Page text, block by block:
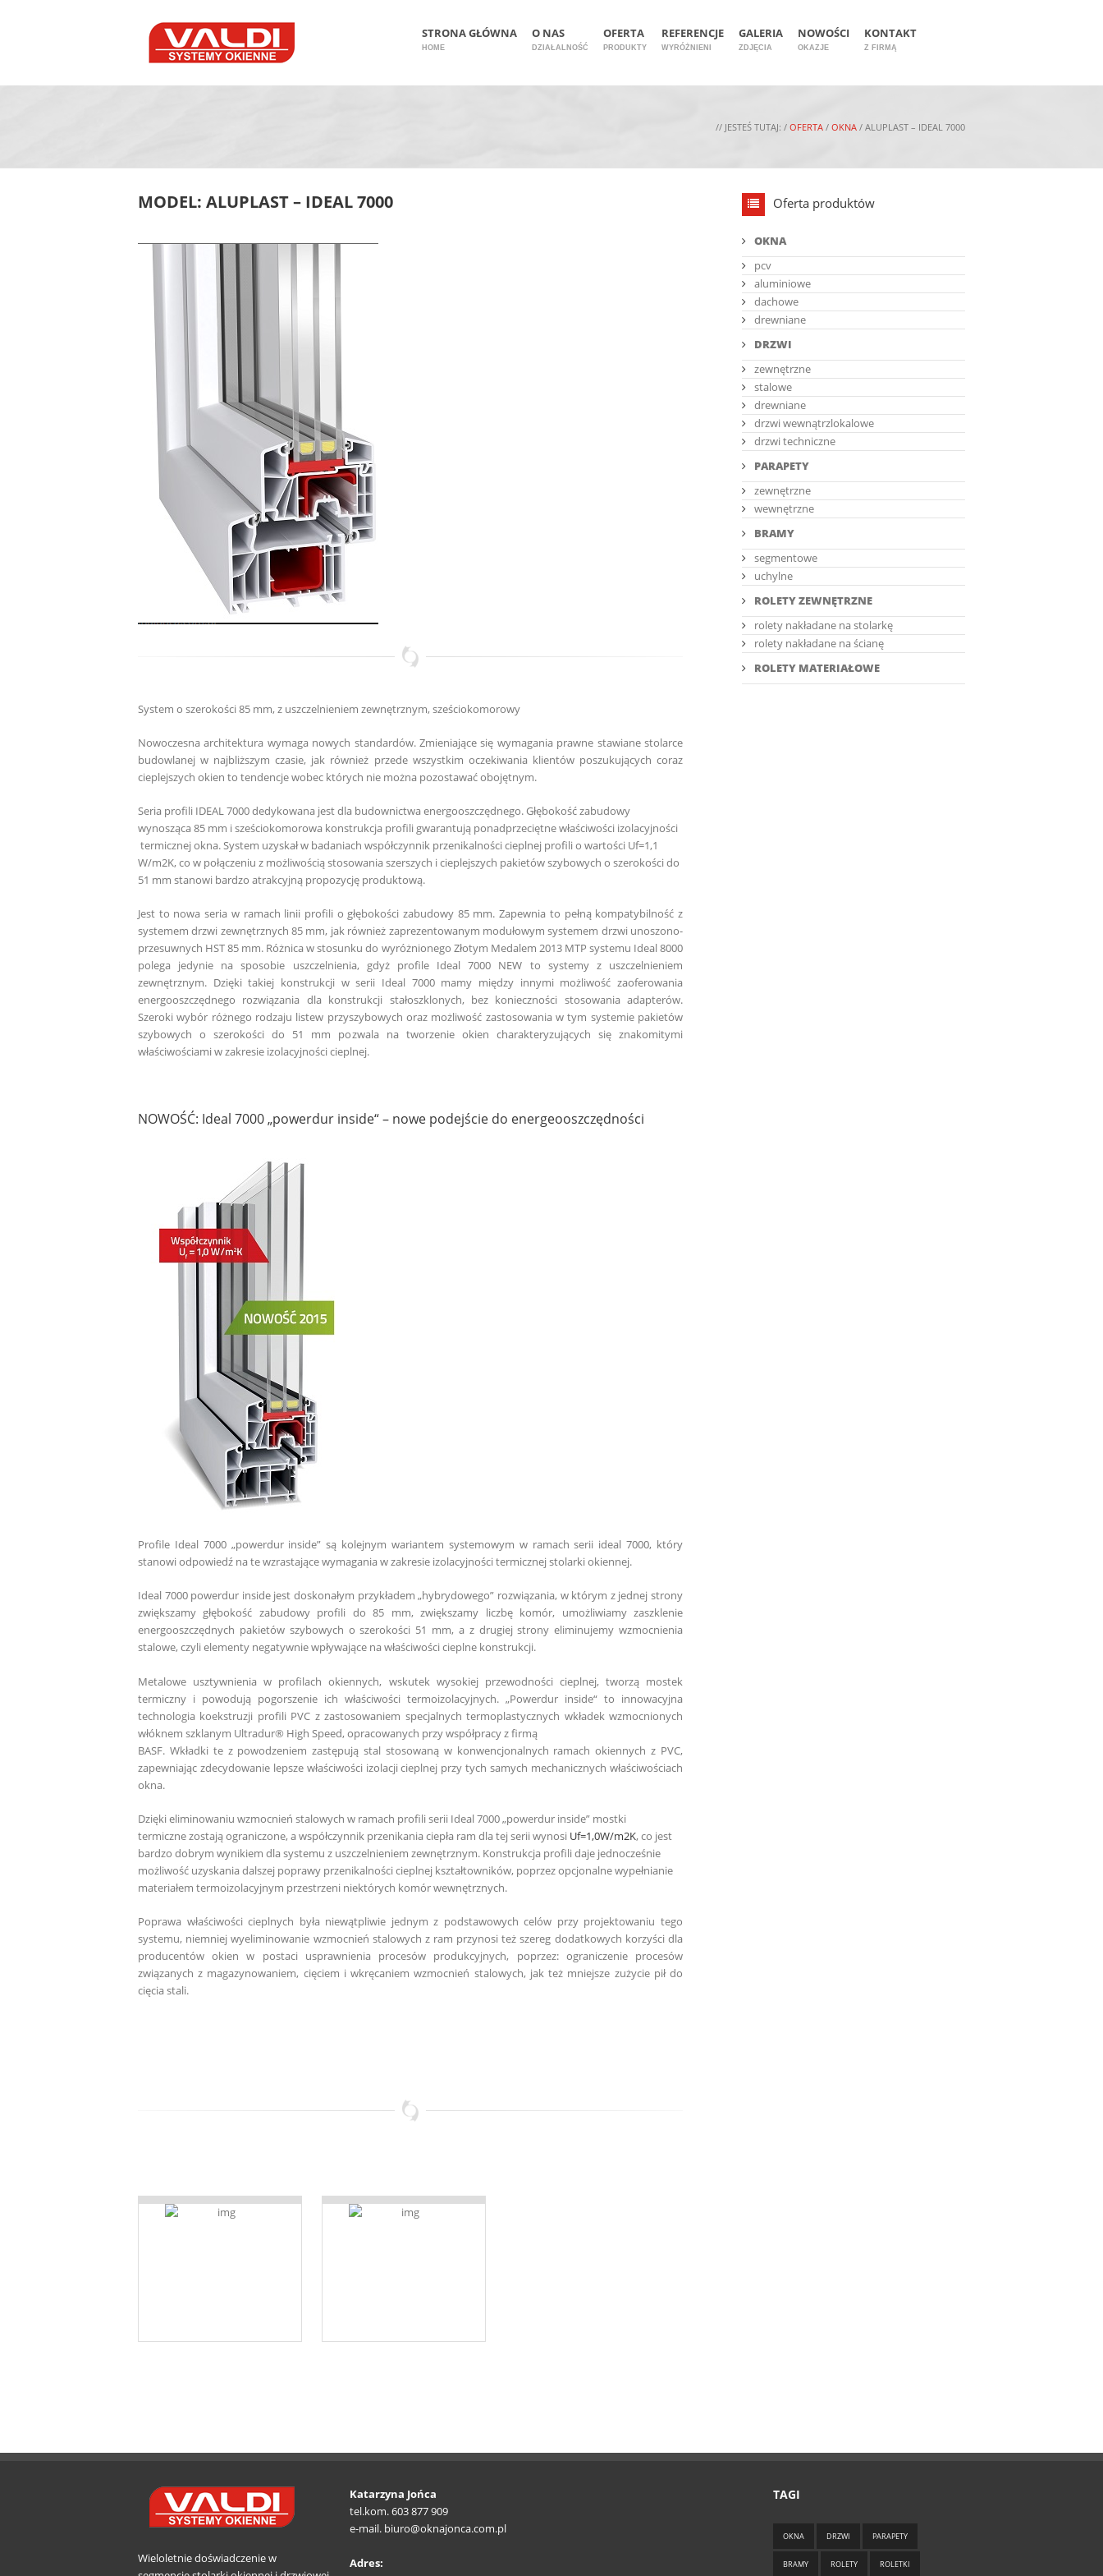
STRONA GŁÓWNA
HOME
O NAS
DZIAŁALNOŚĆ
OFERTA
PRODUKTY
REFERENCJE
WYRÓŻNIENI
GALERIA
ZDJĘCIA
NOWOŚCI
OKAZJE
KONTAKT
Z FIRMĄ
// JESTEŚ TUTAJ: / OFERTA / OKNA / ALUPLAST – IDEAL 7000
MODEL: ALUPLAST – IDEAL 7000
System o szerokości 85 mm, z uszczelnieniem zewnętrznym, sześciokomorowy
Nowoczesna architektura wymaga nowych standardów. Zmieniające się wymagania prawne stawiane stolarce
budowlanej w najbliższym czasie, jak również przede wszystkim oczekiwania klientów poszukujących coraz
cieplejszych okien to tendencje wobec których nie można pozostawać obojętnym.
Seria profili IDEAL 7000 dedykowana jest dla budownictwa energooszczędnego. Głębokość zabudowy
wynosząca 85 mm i sześciokomorowa konstrukcja profili gwarantują ponadprzeciętne właściwości izolacyjności
termicznej okna. System uzyskał w badaniach współczynnik przenikalności cieplnej profili o wartości Uf=1,1
W/m2K, co w połączeniu z możliwością stosowania szerszych i cieplejszych pakietów szybowych o szerokości do
51 mm stanowi bardzo atrakcyjną propozycję produktową.
Jest to nowa seria w ramach linii profili o głębokości zabudowy 85 mm. Zapewnia to pełną kompatybilność z
systememdrzwi zewnętrznych 85 mm, jak również zaprezentowanym modułowym systemem drzwi unoszono-
przesuwnych HST 85 mm. Różnica w stosunku do wyróżnionego Złotym Medalem 2013 MTP systemu Ideal 8000
polega jedynie na sposobie uszczelnienia, gdyż profile Ideal 7000 NEW to systemy z uszczelnieniem
zewnętrznym. Dzięki takiej konstrukcji w serii Ideal 7000 mamy między innymi możliwość zaoferowania
energooszczędnego rozwiązania dla konstrukcji stałoszklonych, bez konieczności stosowania adapterów.
Szeroki wybór różnego rodzaju listew przyszybowych oraz możliwość zastosowania w tym systemie pakietów
szybowych o szerokości do 51 mm pozwala na tworzenie okien charakteryzujących się znakomitymi
właściwościami w zakresie izolacyjności cieplnej.
NOWOŚĆ: Ideal 7000 „powerdur inside“ – nowe podejście do energeooszczędności
Profile Ideal 7000 „powerdur inside” są kolejnym wariantem systemowym w ramach serii ideal 7000, który
stanowi odpowiedź na te wzrastające wymagania w zakresie izolacyjności termicznej stolarki okiennej.
Ideal 7000 powerdur inside jest doskonałym przykładem „hybrydowego” rozwiązania, w którym z jednej strony
zwiększamy głębokość zabudowy profili do 85 mm, zwiększamy liczbę komór, umożliwiamy zaszklenie
energooszczędnych pakietów szybowych o szerokości 51 mm, a z drugiej strony eliminujemy wzmocnienia
stalowe, czyli elementy negatywnie wpływające na właściwości cieplne konstrukcji.
Metalowe usztywnienia w profilach okiennych, wskutek wyso­kiej przewodności cieplnej, tworzą mostek
termiczny i powo­dują pogorszenie ich właściwości termoizolacyjnych. „Powerdur inside“ to innowacyjna
technologia koekstruzji profili PVC z zastosowaniem specjalnych termoplastycznych wkładek wzmocnionych
włóknem szklanym Ultradur® High Speed, opracowanych przy współpracy z firmą
BASF. Wkładki te z powodzeniem zastępują stal stosowaną w kon­wencjonalnych ramach okiennych z PVC,
zapewniając zdecy­dowanie lepsze właściwości izolacji cieplnej przy tych samych mechanicznych właściwościach
okna.
Dzięki eliminowaniu wzmocnień stalowych w ramach profili serii Ideal 7000 „powerdur inside” mostki
termiczne zostają ograniczone, a współczynnik przenikania ciepła ram dla tej serii wynosi Uf=1,0W/m2K, co jest
bardzo dobrym wynikiem dla systemu z uszczelnieniem zewnętrznym. Konstrukcja profili daje jednocześnie
możliwość uzyskania dalszej poprawy przenikalności cieplnej kształtowników, po­przez opcjonalne wypełnianie
materiałem termoizolacyjnym przestrzeni niektórych komór wewnętrznych.
Poprawa właściwości cieplnych była niewątpliwie jednym z podstawowych celów przy projektowaniu tego
systemu, niemniej wyeliminowanie wzmocnień stalowych z ram przynosi też szereg dodatkowych korzyści dla
producentów okien w postaci usprawnienia procesów produkcyjnych, poprzez: ograniczenie procesów
związanych z magazynowaniem, cięciem i wkręcaniem wzmocnień stalowych, jak też mniejsze zużycie pił do
cięcia stali.
Oferta produktów
OKNA
pcv
aluminiowe
dachowe
drewniane
DRZWI
zewnętrzne
stalowe
drewniane
drzwi wewnątrzlokalowe
drzwi techniczne
PARAPETY
zewnętrzne
wewnętrzne
BRAMY
segmentowe
uchylne
ROLETY ZEWNĘTRZNE
rolety nakładane na stolarkę
rolety nakładane na ścianę
ROLETY MATERIAŁOWE
Wieloletnie doświadczenie w
Katarzyna Jońca
tel.kom. 603 877 909
e-mail. biuro@oknajonca.com.pl
Adres:
TAGI
OKNA DRZWI PARAPETY
BRAMY ROLETY ROLETKI